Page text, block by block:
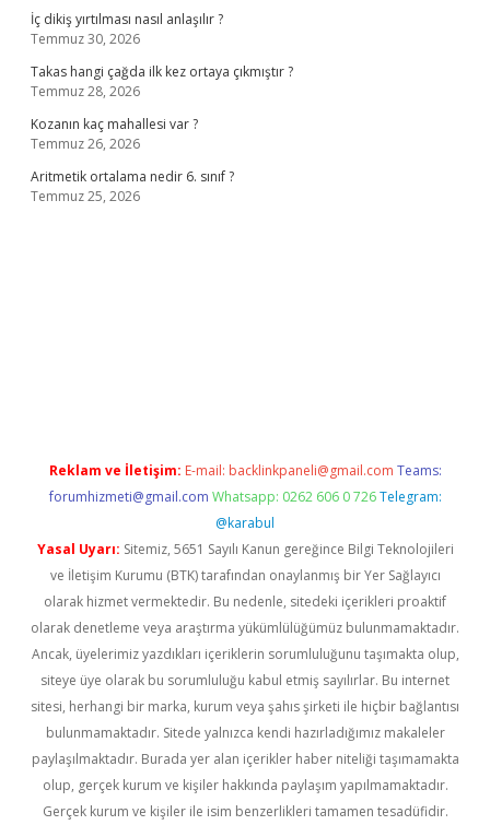
İç dikiş yırtılması nasıl anlaşılır ?
Temmuz 30, 2026
Takas hangi çağda ilk kez ortaya çıkmıştır ?
Temmuz 28, 2026
Kozanın kaç mahallesi var ?
Temmuz 26, 2026
Aritmetik ortalama nedir 6. sınıf ?
Temmuz 25, 2026
Reklam ve İletişim: E-mail: backlinkpaneli@gmail.com Teams:
forumhizmeti@gmail.com Whatsapp: 0262 606 0 726 Telegram:
@karabul
Yasal Uyarı: Sitemiz, 5651 Sayılı Kanun gereğince Bilgi Teknolojileri
ve İletişim Kurumu (BTK) tarafından onaylanmış bir Yer Sağlayıcı
olarak hizmet vermektedir. Bu nedenle, sitedeki içerikleri proaktif
olarak denetleme veya araştırma yükümlülüğümüz bulunmamaktadır.
Ancak, üyelerimiz yazdıkları içeriklerin sorumluluğunu taşımakta olup,
siteye üye olarak bu sorumluluğu kabul etmiş sayılırlar. Bu internet
sitesi, herhangi bir marka, kurum veya şahıs şirketi ile hiçbir bağlantısı
bulunmamaktadır. Sitede yalnızca kendi hazırladığımız makaleler
paylaşılmaktadır. Burada yer alan içerikler haber niteliği taşımamakta
olup, gerçek kurum ve kişiler hakkında paylaşım yapılmamaktadır.
Gerçek kurum ve kişiler ile isim benzerlikleri tamamen tesadüfidir.